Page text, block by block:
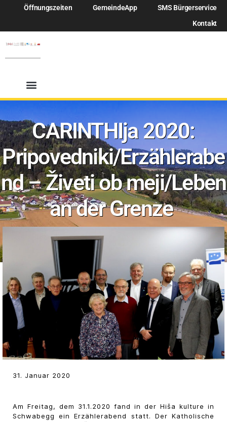
Öffnungszeiten GemeindeApp
SMS Bürgerservice
Kontakt
CARINTHIja 2020:
Pripovedniki/Erzählerabe
nd – Živeti ob meji/Leben
an der Grenze
31. Januar 2020
Am Freitag, dem 31.1.2020 fand in der Hiša kulture in
Schwabegg ein Erzählerabend statt. Der Katholische